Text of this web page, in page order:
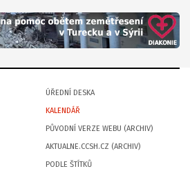
ÚŘEDNÍ DESKA
KALENDÁŘ
PŮVODNÍ VERZE WEBU (ARCHIV)
AKTUALNE.CCSH.CZ (ARCHIV)
PODLE ŠTÍTKŮ